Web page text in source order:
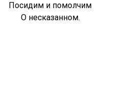
Посидим и помолчим
О несказанном.